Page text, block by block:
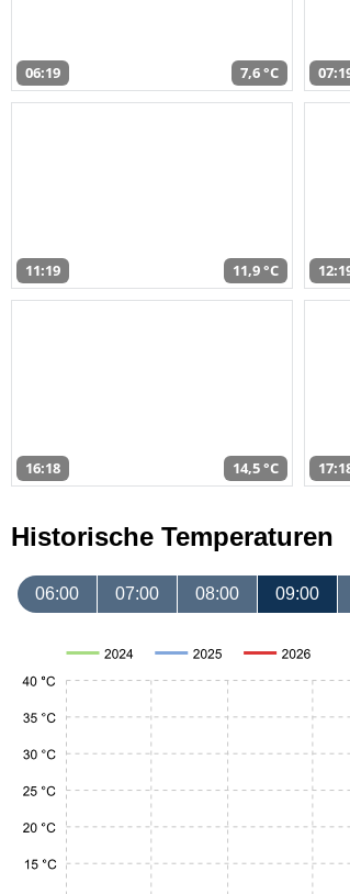
06:19 7,6 °C
11:19 11,9 °C
16:18 14,5 °C
Historische Temperaturen
06:00 07:00 08:00 09:00